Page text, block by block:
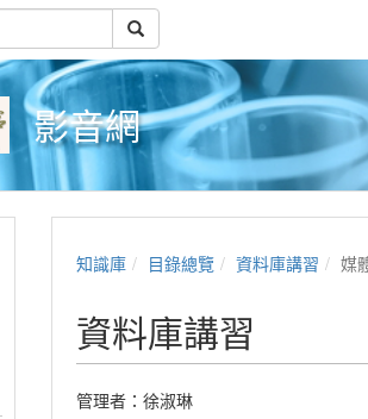
影音網
知識庫 目錄總覽 資料庫講習 媒
資料庫講習
管理者： 徐淑琳